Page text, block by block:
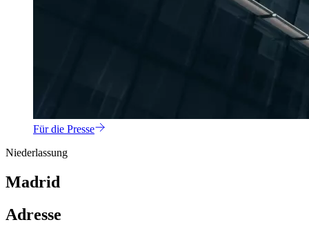
Für die Presse
Niederlassung
Madrid
Adresse